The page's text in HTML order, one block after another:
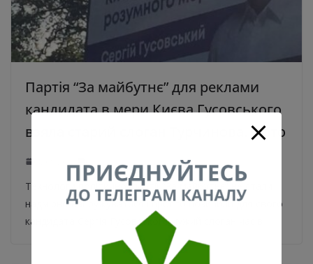
Партія “За майбутнє” для реклами
кандидата в мери Києва Гусовського
взяла старий слоган Турчинова. Фото
Технологи політичної партії “За майбутнє” не стали
надмірно напружуватися і просто позичили для свого
кандидата Сергія Гусовського чужий слоган часів